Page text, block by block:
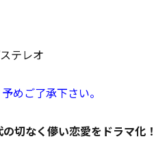
テレオ
めご了承下さい。
切なく儚い恋愛をドラマ化！